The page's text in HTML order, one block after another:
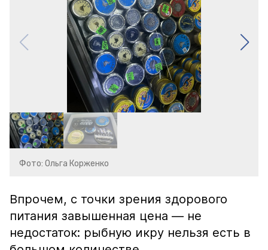
Фото: Ольга Корженко
Впрочем, с точки зрения здорового
питания завышенная цена — не
недостаток: рыбную икру нельзя есть в